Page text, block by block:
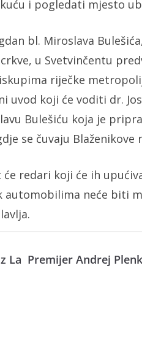
i pogledati mjesto
bl. Miroslava Bulešića,
u Svetvinčentu
riječke
koji će voditi dr.
Bulešiću koja je
se čuvaju Blaženikove
koji će ih
neće biti
La Premijer Andrej